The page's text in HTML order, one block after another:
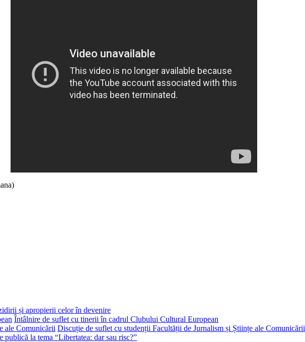
și apropierii celor în devenire
Întâlnire de suflet cu tinerii în cadrul Clubului Cultural European
Discuție de suflet cu studenții Facultății de Jurnalism și Științe ale Comunicării
publică la tema “Libertatea: dar sau risc?”